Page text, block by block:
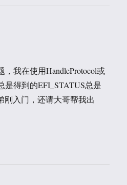
我在使用HandleProtocol或
是得到的EFI_STATUS总是
刚入门，还请大哥帮我出